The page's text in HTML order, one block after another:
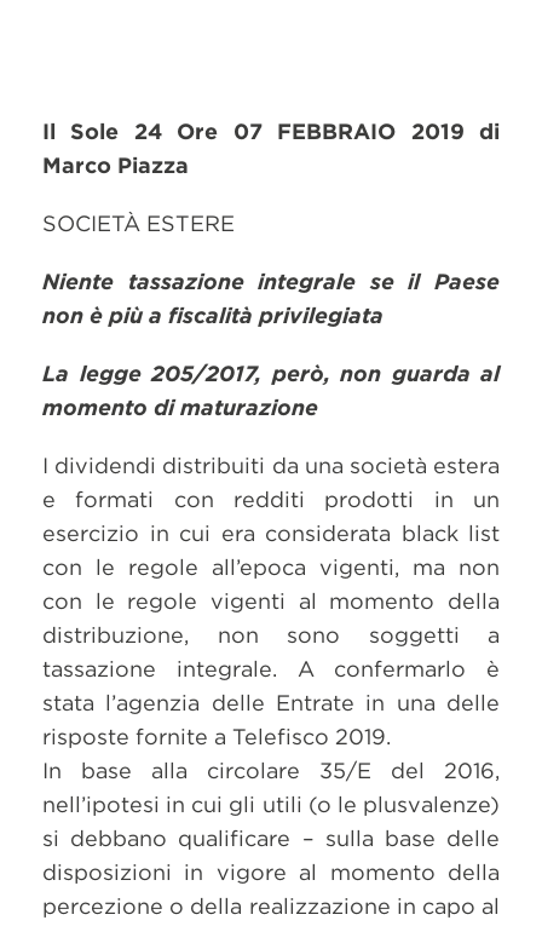
Il Sole 24 Ore 07 FEBBRAIO 2019 di
Marco Piazza
SOCIETÀ ESTERE
Niente tassazione integrale se il Paese
non è più a fiscalità privilegiata
La legge 205/2017, però, non guarda al
momento di maturazione
I dividendi distribuiti da una società estera
e formati con redditi prodotti in un
esercizio in cui era considerata black list
con le regole all’epoca vigenti, ma non
con le regole vigenti al momento della
distribuzione, non sono soggetti a
tassazione integrale. A confermarlo è
stata l’agenzia delle Entrate in una delle
risposte fornite a Telefisco 2019.
In base alla circolare 35/E del 2016,
nell’ipotesi in cui gli utili (o le plusvalenze)
si debbano qualificare – sulla base delle
disposizioni in vigore al momento della
percezione o della realizzazione in capo al